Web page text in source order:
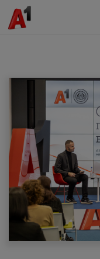
МК SQ
Приватни
Поддршка
Надополни кредит